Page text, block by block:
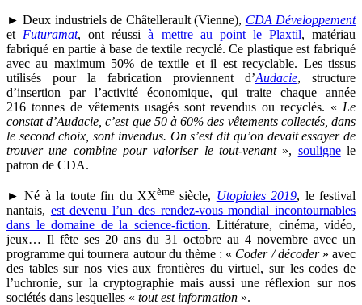
► Deux industriels de Châtellerault (Vienne), CDA Développement
et Futuramat, ont réussià mettre au point le Plaxtil, matériau
fabriqué en partie à base de textile recyclé. Ce plastique est fabriqué
avec au maximum 50% de textile et il est recyclable. Les tissus
utilisés pour la fabrication proviennent d’Audacie, structure
d’insertion par l’activité économique, qui traite chaque année
216 tonnes de vêtements usagés sont revendus ou recyclés. « Le
constat d’Audacie, c’est que 50 à 60% des vêtements collectés, dans
le second choix, sont invendus. On s’est dit qu’on devait essayer de
trouver une combine pour valoriser le tout-venant », soulignele
patron de CDA.
► Né à la toute fin du XXèmesiècle, Utopiales 2019, le festival
nantais, est devenu l’un des rendez-vous mondial incontournables
dans le domaine de la science-fiction. Littérature, cinéma, vidéo,
jeux… Il fête ses 20 ans du 31 octobre au 4 novembre avec un
programme qui tournera autour du thème : « Coder / décoder» avec
des tables sur nos vies aux frontières du virtuel, sur les codes de
l’uchronie, sur la cryptographie mais aussi une réflexion sur nos
sociétés dans lesquelles « tout est information ».